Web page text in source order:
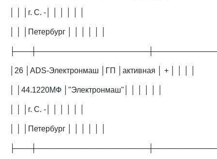
│ │ │г. С. -│ │ │ │ │ │
│ │ │Петербург │ │ │ │ │ │
│26 │ADS-Электронмаш │ГП │активная │ + │ │ │ │
│ │44.1220МФ │"Электронмаш"│ │ │ │ │ │
│ │ │г. С. -│ │ │ │ │ │
│ │ │Петербург │ │ │ │ │ │